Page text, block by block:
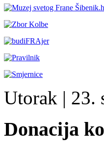
Utorak | 23.
Donacija